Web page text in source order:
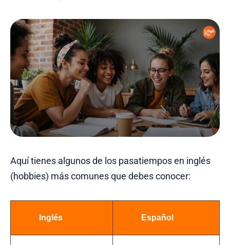
Aquí tienes algunos de los pasatiempos en inglés
(hobbies) más comunes que debes conocer:
Inglés Español